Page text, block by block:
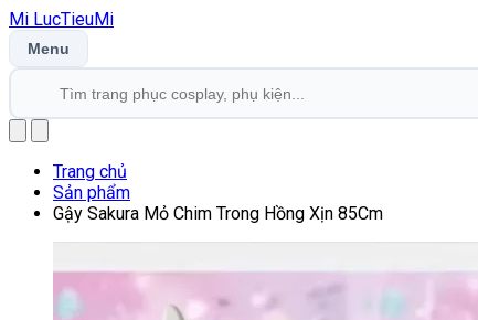
Mi LucTieuMi
Menu
Trang chủ
Sản phẩm
Gậy Sakura Mỏ Chim Trong Hồng Xịn 85Cm